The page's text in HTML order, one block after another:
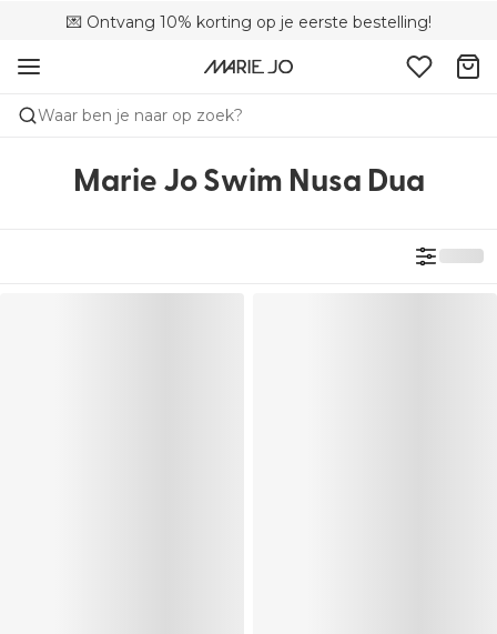
💌 Ontvang 10% korting op je eerste bestelling!
🚚 Gratis bezorging boven €90
📦 Gratis retourneren
Waar ben je naar op zoek?
Marie Jo Swim Nusa Dua